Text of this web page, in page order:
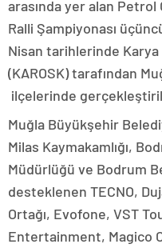
arasında yer alan
Ralli Şampiyonası
Nisan tarihlerinde
(KAROSK) tarafından
ilçelerinde
Muğla Büyükşehir
Milas Kaymakamlığı,
Müdürlüğü ve Bodrum
desteklenen TECNO,
Ortağı, Evofone, VST
Entertainment, Magico